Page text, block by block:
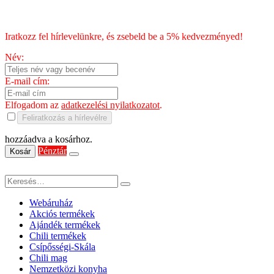
Iratkozz fel hírlevelünkre, és zsebeld be a 5% kedvezményed!
Név:
E-mail cím:
Elfogadom az adatkezelési nyilatkozatot.
Feliratkozás a hírlevélre
hozzáadva a kosárhoz.
Kosár Pénztár
Webáruház
Akciós termékek
Ajándék termékek
Chili termékek
Csípősségi-Skála
Chili mag
Nemzetközi konyha